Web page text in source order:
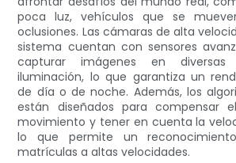
poca luz, vehículos que se
oclusiones. Las cámaras de alta
sistema cuentan con sensores
capturar imágenes en diversas
iluminación, lo que garantiza un
de día o de noche. Además, los
están diseñados para compensar
movimiento y tener en cuenta la
lo que permite un
matrículas a altas velocidades.